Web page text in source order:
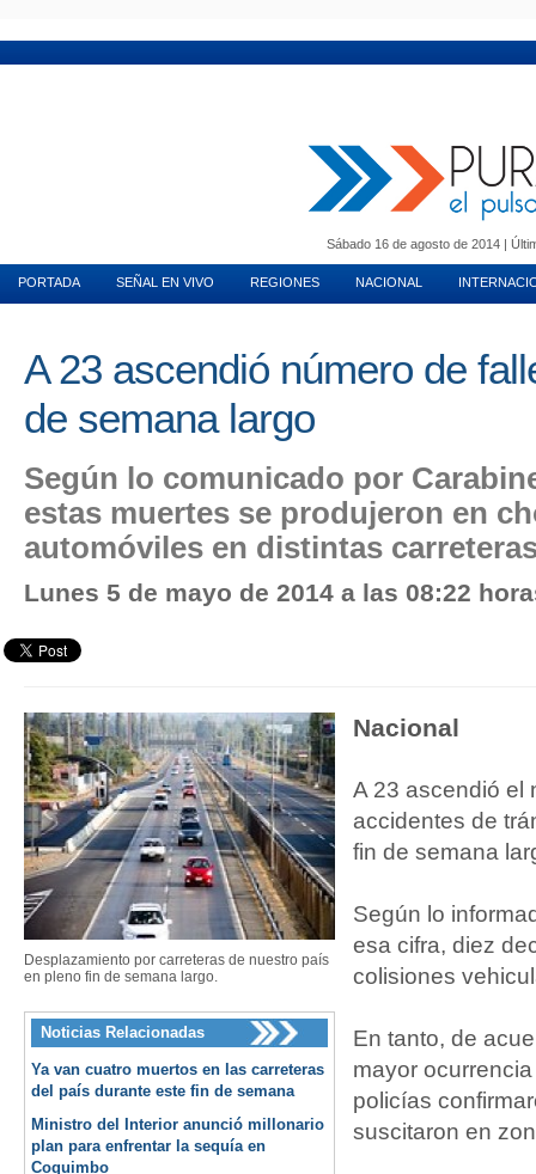
Sábado 16 de agosto de 2014 |
PORTADA SEÑAL EN VIVO REGIONES NACIONAL
A 23 ascendió número de
de semana largo
Según lo comunicado por
estas muertes se produjeron en
automóviles en distintas
Lunes 5 de mayo de 2014 a las 08:22
Desplazamiento por carreteras de nuestro país
en pleno fin de semana largo.
Noticias Relacionadas
Ya van cuatro muertos en las carreteras
del país durante este fin de semana
Ministro del Interior anunció millonario
plan para enfrentar la sequía en
Coquimbo
Nacional
A 23 ascendió el
accidentes de
fin de semana
Según lo
esa cifra, diez
colisiones
En tanto, de
mayor
policías
suscitaron en